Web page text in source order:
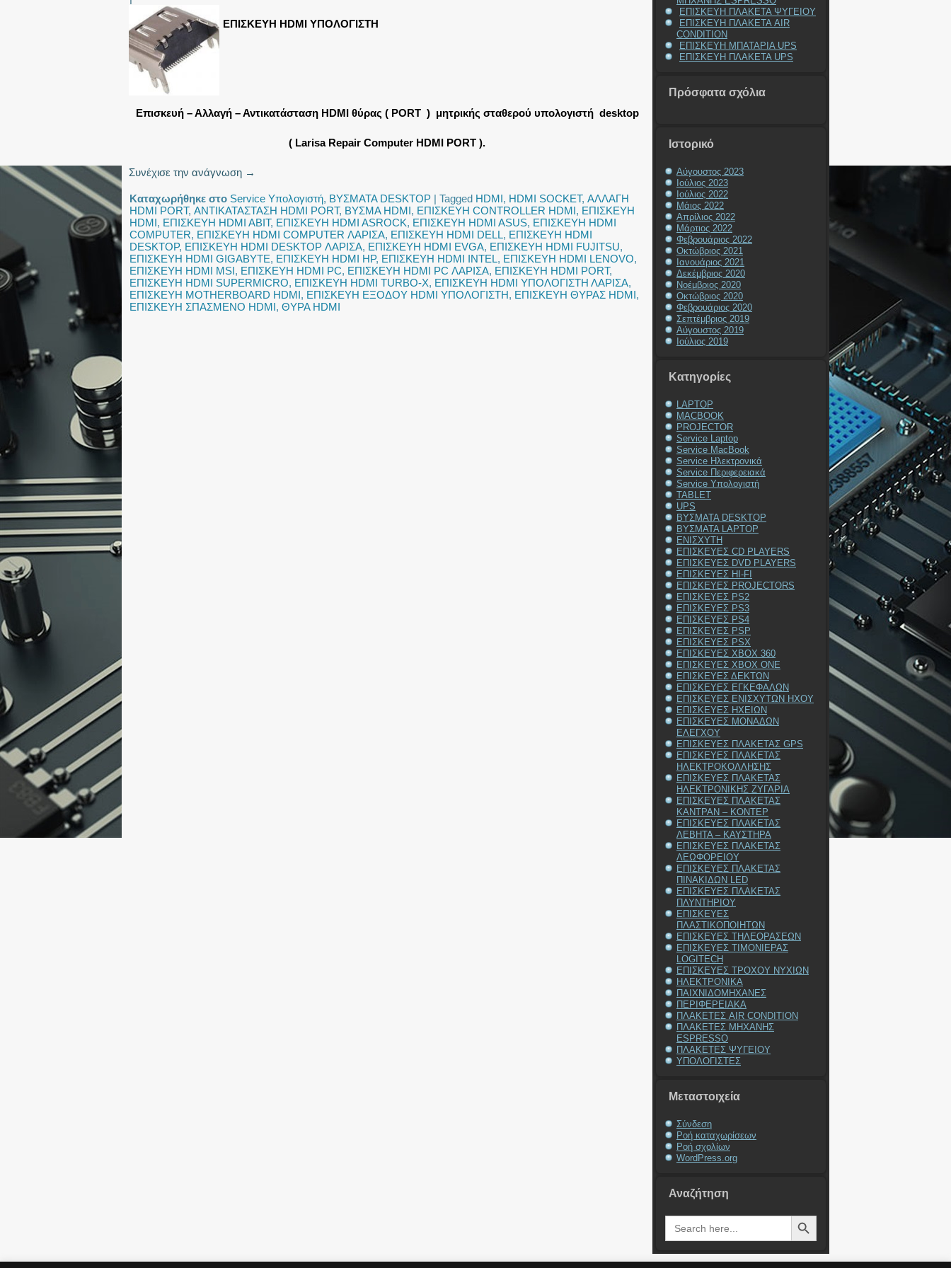
ΕΠΙΣΚΕΥΗ HDMI ΥΠΟΛΟΓΙΣΤΗ
Επισκευή – Αλλαγή – Αντικατάσταση HDMI θύρας ( PORT ) μητρικής σταθερού υπολογιστή desktop
( Larisa Repair Computer HDMI PORT ).
Συνέχισε την ανάγνωση →
Καταχωρήθηκε στο Service Υπολογιστή, ΒΥΣΜΑΤΑ DESKTOP | Tagged HDMI, HDMI SOCKET, ΑΛΛΑΓΗ
HDMI PORT, ΑΝΤΙΚΑΤΑΣΤΑΣΗ HDMI PORT, ΒΥΣΜΑ HDMI, ΕΠΙΣΚΕΥΗ CONTROLLER HDMI, ΕΠΙΣΚΕΥΗ
HDMI, ΕΠΙΣΚΕΥΗ HDMI ABIT, ΕΠΙΣΚΕΥΗ HDMI ASROCK, ΕΠΙΣΚΕΥΗ HDMI ASUS, ΕΠΙΣΚΕΥΗ HDMI
COMPUTER, ΕΠΙΣΚΕΥΗ HDMI COMPUTER ΛΑΡΙΣΑ, ΕΠΙΣΚΕΥΗ HDMI DELL, ΕΠΙΣΚΕΥΗ HDMI
DESKTOP, ΕΠΙΣΚΕΥΗ HDMI DESKTOP ΛΑΡΙΣΑ, ΕΠΙΣΚΕΥΗ HDMI EVGA, ΕΠΙΣΚΕΥΗ HDMI FUJITSU,
ΕΠΙΣΚΕΥΗ HDMI GIGABYTE, ΕΠΙΣΚΕΥΗ HDMI HP, ΕΠΙΣΚΕΥΗ HDMI INTEL, ΕΠΙΣΚΕΥΗ HDMI LENOVO,
ΕΠΙΣΚΕΥΗ HDMI MSI, ΕΠΙΣΚΕΥΗ HDMI PC, ΕΠΙΣΚΕΥΗ HDMI PC ΛΑΡΙΣΑ, ΕΠΙΣΚΕΥΗ HDMI PORT,
ΕΠΙΣΚΕΥΗ HDMI SUPERMICRO, ΕΠΙΣΚΕΥΗ HDMI TURBO-X, ΕΠΙΣΚΕΥΗ HDMI ΥΠΟΛΟΓΙΣΤΗ ΛΑΡΙΣΑ,
ΕΠΙΣΚΕΥΗ MOTHERBOARD HDMI, ΕΠΙΣΚΕΥΗ ΕΞΟΔΟΥ HDMI ΥΠΟΛΟΓΙΣΤΗ, ΕΠΙΣΚΕΥΗ ΘΥΡΑΣ HDMI,
ΕΠΙΣΚΕΥΗ ΣΠΑΣΜΕΝΟ HDMI, ΘΥΡΑ HDMI
ΕΠΙΣΚΕΥΗ ΠΛΑΚΕΤΑ ΨΥΓΕΙΟΥ
ΕΠΙΣΚΕΥΗ ΠΛΑΚΕΤΑ AIR
CONDITION
ΕΠΙΣΚΕΥΗ ΜΠΑΤΑΡΙΑ UPS
ΕΠΙΣΚΕΥΗ ΠΛΑΚΕΤΑ UPS
Πρόσφατα σχόλια
Ιστορικό
Αύγουστος 2023
Ιούλιος 2023
Ιούλιος 2022
Μάιος 2022
Απρίλιος 2022
Μάρτιος 2022
Φεβρουάριος 2022
Οκτώβριος 2021
Ιανουάριος 2021
Δεκέμβριος 2020
Νοέμβριος 2020
Οκτώβριος 2020
Φεβρουάριος 2020
Σεπτέμβριος 2019
Αύγουστος 2019
Ιούλιος 2019
Kατηγορίες
LAPTOP
MACBOOK
PROJECTOR
Service Laptop
Service MacBook
Service Ηλεκτρονικά
Service Περιφερειακά
Service Υπολογιστή
TABLET
UPS
ΒΥΣΜΑΤΑ DESKTOP
ΒΥΣΜΑΤΑ LAPTOP
ΕΝΙΣΧΥΤΗ
ΕΠΙΣΚΕΥΕΣ CD PLAYERS
ΕΠΙΣΚΕΥΕΣ DVD PLAYERS
ΕΠΙΣΚΕΥΕΣ HI-FI
ΕΠΙΣΚΕΥΕΣ PROJECTORS
ΕΠΙΣΚΕΥΕΣ PS2
ΕΠΙΣΚΕΥΕΣ PS3
ΕΠΙΣΚΕΥΕΣ PS4
ΕΠΙΣΚΕΥΕΣ PSP
ΕΠΙΣΚΕΥΕΣ PSX
ΕΠΙΣΚΕΥΕΣ XBOX 360
ΕΠΙΣΚΕΥΕΣ XBOX ONE
ΕΠΙΣΚΕΥΕΣ ΔΕΚΤΩΝ
ΕΠΙΣΚΕΥΕΣ ΕΓΚΕΦΑΛΩΝ
ΕΠΙΣΚΕΥΕΣ ΕΝΙΣΧΥΤΩΝ ΗΧΟΥ
ΕΠΙΣΚΕΥΕΣ ΗΧΕΙΩΝ
ΕΠΙΣΚΕΥΕΣ ΜΟΝΑΔΩΝ
ΕΛΕΓΧΟΥ
ΕΠΙΣΚΕΥΕΣ ΠΛΑΚΕΤΑΣ GPS
ΕΠΙΣΚΕΥΕΣ ΠΛΑΚΕΤΑΣ
ΗΛΕΚΤΡΟΚΟΛΛΗΣΗΣ
ΕΠΙΣΚΕΥΕΣ ΠΛΑΚΕΤΑΣ
ΗΛΕΚΤΡΟΝΙΚΗΣ ΖΥΓΑΡΙΑ
ΕΠΙΣΚΕΥΕΣ ΠΛΑΚΕΤΑΣ
ΚΑΝΤΡΑΝ – ΚΟΝΤΕΡ
ΕΠΙΣΚΕΥΕΣ ΠΛΑΚΕΤΑΣ
ΛΕΒΗΤΑ – ΚΑΥΣΤΗΡΑ
ΕΠΙΣΚΕΥΕΣ ΠΛΑΚΕΤΑΣ
ΛΕΩΦΟΡΕΙΟΥ
ΕΠΙΣΚΕΥΕΣ ΠΛΑΚΕΤΑΣ
ΠΙΝΑΚΙΔΩΝ LED
ΕΠΙΣΚΕΥΕΣ ΠΛΑΚΕΤΑΣ
ΠΛΥΝΤΗΡΙΟΥ
ΕΠΙΣΚΕΥΕΣ
ΠΛΑΣΤΙΚΟΠΟΙΗΤΩΝ
ΕΠΙΣΚΕΥΕΣ ΤΗΛΕΟΡΑΣΕΩΝ
ΕΠΙΣΚΕΥΕΣ ΤΙΜΟΝΙΕΡΑΣ
LOGITECH
ΕΠΙΣΚΕΥΕΣ ΤΡΟΧΟΥ ΝΥΧΙΩΝ
ΗΛΕΚΤΡΟΝΙΚΑ
ΠΑΙΧΝΙΔΟΜΗΧΑΝΕΣ
ΠΕΡΙΦΕΡΕΙΑΚΑ
ΠΛΑΚΕΤΕΣ AIR CONDITION
ΠΛΑΚΕΤΕΣ ΜΗΧΑΝΗΣ
ESPRESSO
ΠΛΑΚΕΤΕΣ ΨΥΓΕΙΟΥ
ΥΠΟΛΟΓΙΣΤΕΣ
Μεταστοιχεία
Σύνδεση
Ροή καταχωρίσεων
Ροή σχολίων
WordPress.org
Αναζήτηση
Search
for:
Search Button